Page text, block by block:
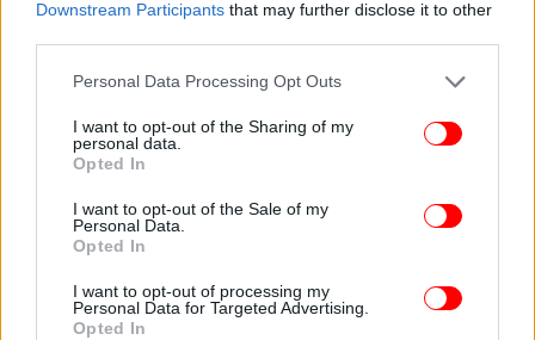
Downstream Participants that may further disclose it to other
Please note that this website/app uses one or more Google
not limited to your visit or usage behaviour. You may click to
grant or deny consent to Google and its third-party tags to
use your data for below specified purposes in below Google
consent section.
Personal Data Processing Opt Outs
I want to opt-out of the Sharing of my
personal data.
Opted In
I want to opt-out of the Sale of my
Personal Data.
Opted In
I want to opt-out of processing my
Personal Data for Targeted Advertising.
Opted In
«Ο χειρότερος θάνατος που μπορεί να φανταστεί
κανείς»: Η τραγική ιστορία εξερευνητή που παγιδεύτηκε
ανάποδα σε σπηλιά